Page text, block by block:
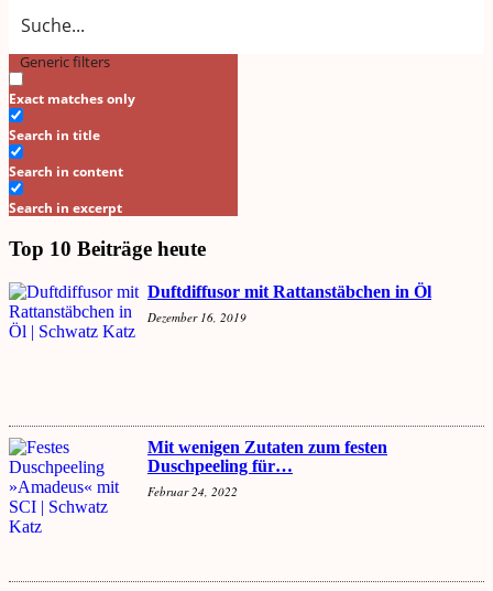
Generic filters
Exact matches only
Search in title
Search in content
Search in excerpt
Top 10 Beiträge heute
Duftdiffusor mit Rattanstäbchen in Öl
Dezember 16, 2019
Mit wenigen Zutaten zum festen
Duschpeeling für…
Februar 24, 2022